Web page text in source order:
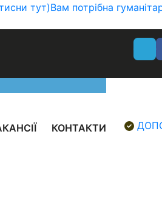
тут)Вам потрібна
КОНТАКТИ